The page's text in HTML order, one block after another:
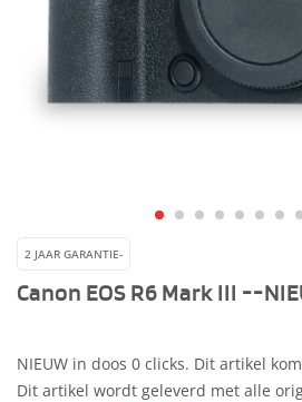
2 JAAR GARANTIE-
Canon EOS R6 Mark III --
NIEUW in doos 0 clicks. Dit artikel
Dit artikel wordt geleverd met alle